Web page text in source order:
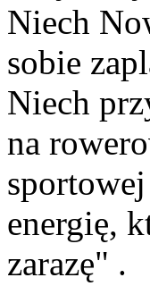
Niech
sobie
Niech
na
energię,
zarazę" .